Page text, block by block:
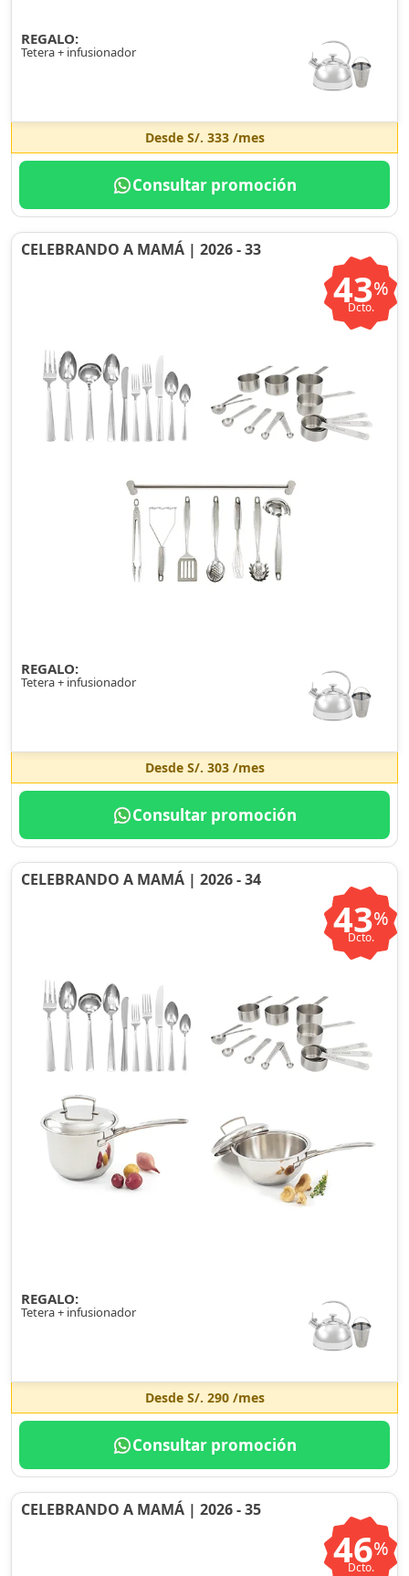
REGALO:
Tetera + infusionador
Desde S/. 333/mes
Consultar promoción
CELEBRANDO A MAMÁ | 2026 - 33
43%
Dcto.
REGALO:
Tetera + infusionador
Desde S/. 303/mes
Consultar promoción
CELEBRANDO A MAMÁ | 2026 - 34
43%
Dcto.
REGALO:
Tetera + infusionador
Desde S/. 290/mes
Consultar promoción
CELEBRANDO A MAMÁ | 2026 - 35
46%
Dcto.